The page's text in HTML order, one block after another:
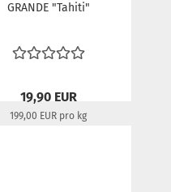
GRANDE "Tahiti"
19,90 EUR
199,00 EUR pro kg